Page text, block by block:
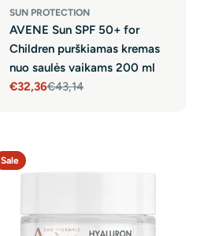
SUN PROTECTION
AVENE Sun SPF 50+ for
Children purškiamas kremas
nuo saulės vaikams 200 ml
Sale
€32,36
Regular€43,14
Sale